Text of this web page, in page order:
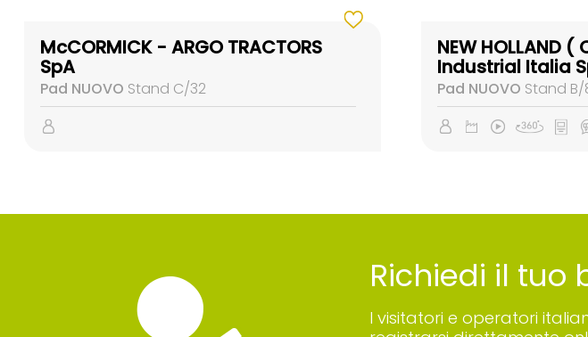
McCORMICK - ARGO TRACTORS
SpA
Pad NUOVO Stand C/32
NEW HOLLAND (
Industrial Italia
Pad NUOVO Stand B/
Richiedi il tuo
I visitatori e operatori